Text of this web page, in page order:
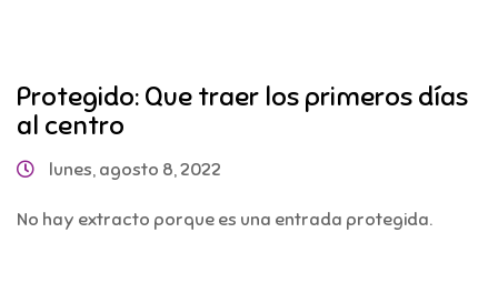
Protegido: Que traer los primeros días
al centro
lunes, agosto 8, 2022
No hay extracto porque es una entrada protegida.